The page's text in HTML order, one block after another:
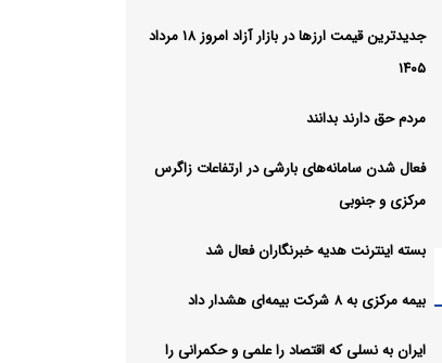
جدیدترین قیمت ارزها در بازار آزاد امروز ۱۸ مرداد
۱۴۰۵
مردم حق دارند بدانند
فعال شدن سامانه‌های بارشی در ارتفاعات زاگرس
مرکزی و جنوبی
بسته اینترنت هدیه خبرنگاران فعال شد
بیمه مرکزی به ۸ شرکت بیمه‌ای هشدار داد
ایران به نسلی که اقتصاد را علمی و حکمرانی را